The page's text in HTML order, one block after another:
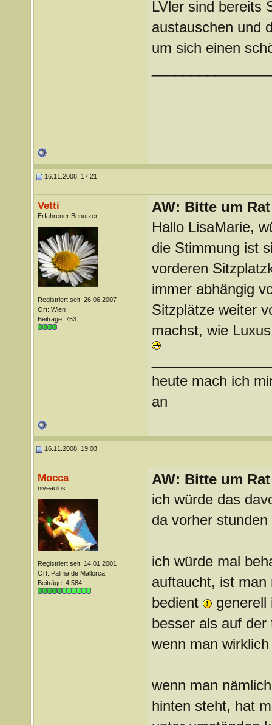
LVler sind bereits
austauschen und
um sich einen
16.11.2008, 17:21
Vetti
Erfahrener Benutzer
Registriert seit: 26.06.2007
Ort: Wien
Beiträge: 753
AW: Bitte um
Hallo LisaMarie,
die Stimmung ist
vorderen
immer abhängig
Sitzplätze weiter
machst, wie
heute mach ich
an
16.11.2008, 19:03
Mocca
niveaulos.
Registriert seit: 14.01.2001
Ort: Palma de Mallorca
Beiträge: 4.584
AW: Bitte um
ich würde das
da vorher
ich würde mal
auftaucht, ist man
bedient
generell
besser als auf
wenn man
wenn man
hinten steht, hat